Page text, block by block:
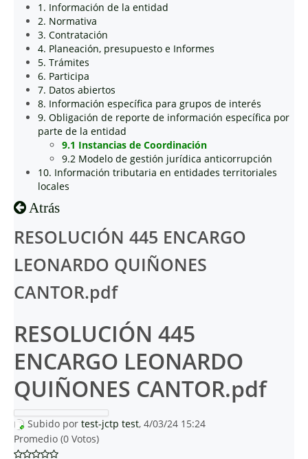
1. Información de la entidad
2. Normativa
3. Contratación
4. Planeación, presupuesto e Informes
5. Trámites
6. Participa
7. Datos abiertos
8. Información específica para grupos de interés
9. Obligación de reporte de información específica por
parte de la entidad
9.1 Instancias de Coordinación
9.2 Modelo de gestión jurídica anticorrupción
10. Información tributaria en entidades territoriales
locales
Atrás
RESOLUCIÓN 445 ENCARGO
LEONARDO QUIÑONES
CANTOR.pdf
RESOLUCIÓN 445
ENCARGO LEONARDO
QUIÑONES CANTOR.pdf
Subido por test-jctp test, 4/03/24 15:24
Promedio (0 Votos)